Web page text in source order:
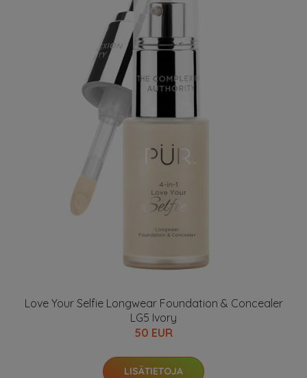
Love Your Selfie Longwear Foundation & Concealer
LG5 Ivory
50 EUR
LISÄTIETOJA